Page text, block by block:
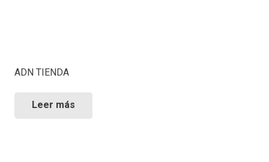
ADN TIENDA
Leer más